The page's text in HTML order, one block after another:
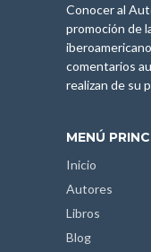
Conocer al
promoción de
comentarios
realizan de su
MENÚ
Inicio
Autores
Libros
Blog